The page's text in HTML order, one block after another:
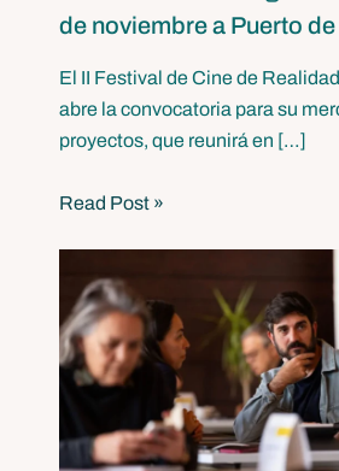
de noviembre a Puerto
El II Festival de Cine de
abre la convocatoria para su
proyectos, que reunirá en […]
Read Post »